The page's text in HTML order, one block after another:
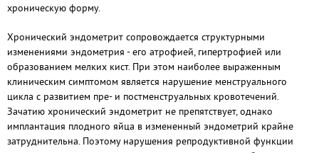
хроническую форму.
Хронический эндометрит сопровождается структурными
изменениями эндометрия - его атрофией, гипертрофией или
образованием мелких кист. При этом наиболее выраженным
клиническим симптомом является нарушение менструального
цикла с развитием пре- и постменструальных кровотечений.
Зачатию хронический эндометрит не препятствует, однако
имплантация плодного яйца в измененный эндометрий крайне
затруднительна. Поэтому нарушения репродуктивной функции